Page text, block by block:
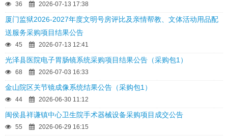
36 2026-07-13 17:38
厦门监狱2026-2027年度文明号房评比及亲情帮教、文体活动用品配
送服务采购项目结果公告
45 2026-07-13 12:41
光泽县医院电子胃肠镜系统采购项目结果公告（采购包1）
68 2026-07-03 16:33
金山院区关节镜成像系统结果公告（采购包1）
44 2026-06-30 11:12
闽侯县祥谦镇中心卫生院手术器械设备采购项目成交公告
55 2026-06-29 16:15